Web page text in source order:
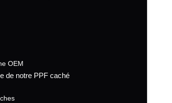
OEM
de notre PPF caché